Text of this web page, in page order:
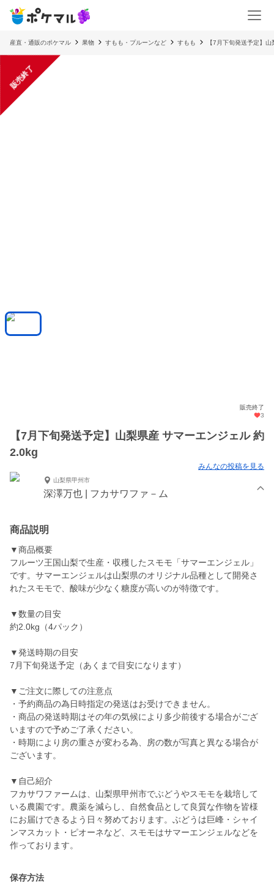
産直・通販のポケマル 果物 すもも・プルーンなど すもも 【7月下旬発送予定】
販売終了
販売終了
3
【7月下旬発送予定】山梨県産 サマーエンジェル 約
2.0kg
みんなの投稿を見る
山梨県甲州市
深澤万也 | フカサワファ－ム
商品説明
▼商品概要
フルーツ王国山梨で生産・収穫したスモモ「サマーエンジェル」
です。サマーエンジェルは山梨県のオリジナル品種として開発さ
れたスモモで、酸味が少なく糖度が高いのが特徴です。
▼数量の目安
約2.0kg（4パック）
▼発送時期の目安
7月下旬発送予定（あくまで目安になります）
▼ご注文に際しての注意点
・予約商品の為日時指定の発送はお受けできません。
・商品の発送時期はその年の気候により多少前後する場合がござ
いますので予めご了承ください。
・時期により房の重さが変わる為、房の数が写真と異なる場合が
ございます。
▼自己紹介
フカサワファームは、山梨県甲州市でぶどうやスモモを栽培して
いる農園です。農薬を減らし、自然食品として良質な作物を皆様
にお届けできるよう日々努めております。ぶどうは巨峰・シャイ
ンマスカット・ピオーネなど、スモモはサマーエンジェルなどを
作っております。
保存方法